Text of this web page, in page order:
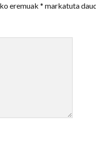
eremuak* markatuta